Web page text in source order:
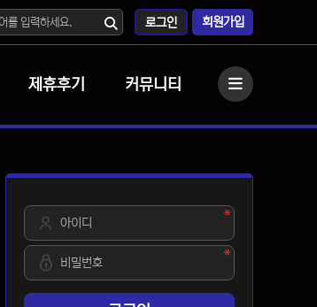
로그인 회원가입
제휴후기 커뮤니티 사이드바
아이디 필수
비밀번호필수